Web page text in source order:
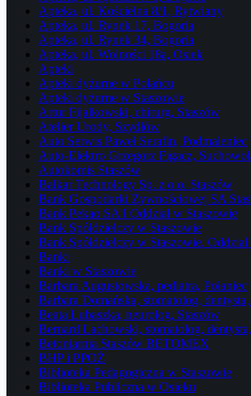
Apteka, ul. Kościelna 8/1, Rytwiany
Apteka, ul. Rynek 17, Bogoria
Apteka, ul. Rynek 34, Bogoria
Apteka, ul. Wolności 18a, Osiek
Apteki
Apteki dyżurne w Połańcu
Apteki dyżurne w Staszowie
Artur Fijałkowski, chirurg, Staszów
Atelier Urody, Szydłów
Auto Serwis Paweł Serafin, Podmaleniec
Auto-Elektro Grzegorz Figacz,
Autokomis Staszów
Balkar Technology Sp. z o.o. Staszów
Bank Gospodarki Żywnościowej SA
Bank Pekao SA I Oddział w Staszowie
Bank Spółdzielczy w Staszowie
Bank Spółdzielczy w Staszowie.
Banki
Banki w Staszowie
Barbara Augustowska, pediatra, Połaniec
Barbara Domańska, stomatolog,
Beata Lubaszka, neurolog, Staszów
Bernard Lachowski, stomatolog,
Betoniarnia Staszów BETOMEX
BHP i PPOŻ
Biblioteka Pedagogiczna w Staszowie
Biblioteka Publiczna w Osieku